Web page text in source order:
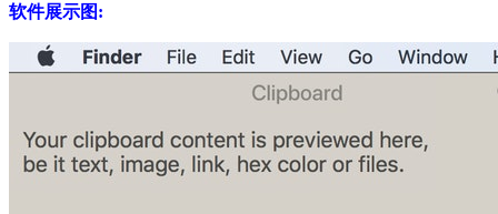
软件展示图: